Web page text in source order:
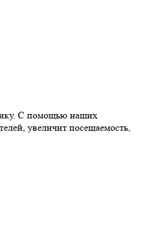
С помощью наших
увеличит посещаемость,